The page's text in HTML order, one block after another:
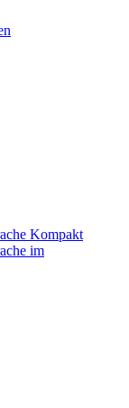
Kompakt
im